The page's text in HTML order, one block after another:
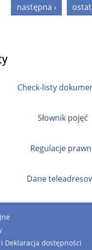
s
n
)
następna ›
Check-listy
Słownik pojęć
Regulacje
Dane
Deklaracja dostępności